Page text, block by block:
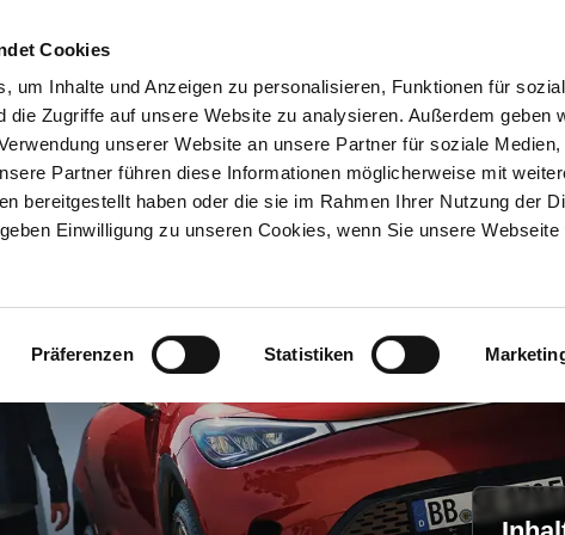
Cookies
um Inhalte und Anzeigen zu personalisieren, Funktionen für
die Zugriffe auf unsere Website zu analysieren. Außerdem geben
unserer Website an unsere Partner für soziale Medien,
Partner führen diese Informationen möglicherweise mit
bereitgestellt haben oder die sie im Rahmen Ihrer Nutzung der
Einwilligung zu unseren Cookies, wenn Sie unsere Webseite
Präferenzen Statistiken
Onlineshop